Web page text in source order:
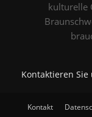
kulturelle
Kontaktieren Sie
Kontakt